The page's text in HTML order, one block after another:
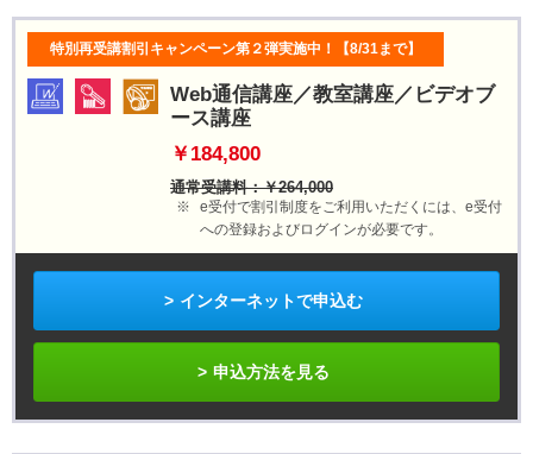
特別再受講割引キャンペーン第２弾実施中！【8/31まで】
Web通信講座／教室講座／ビデオブ
ース講座
￥184,800
通常受講料：￥264,000
e受付で割引制度をご利用いただくには、e受付
への登録およびログインが必要です。
インターネットで申込む
申込方法を見る